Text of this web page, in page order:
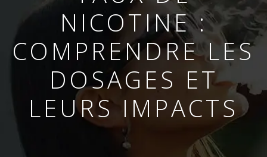
NICOTINE :
COMPRENDRE LES
DOSAGES ET
LEURS IMPACTS